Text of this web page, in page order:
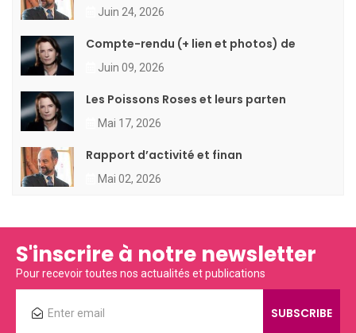
Juin 24, 2026
Compte-rendu (+ lien et photos) de
Juin 09, 2026
Les Poissons Roses et leurs parten
Mai 17, 2026
Rapport d’activité et finan
Mai 02, 2026
S'inscrire à notre newsletter
Pour recevoir toutes nos actualités et publications